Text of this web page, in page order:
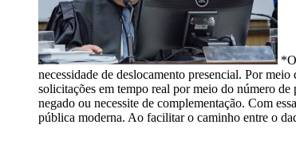
necessidade de deslocamento presencial. Por
solicitações em tempo real por meio do número
negado ou necessite de complementação. Com
pública moderna. Ao facilitar o caminho entre o